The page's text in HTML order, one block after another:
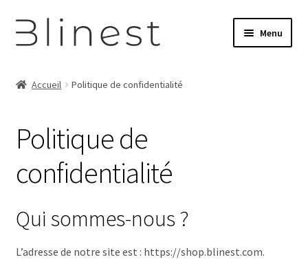
Aller
à
navigation
Aller
au
Menu
Panier
Retourner sur Blinest
Accueil Politique de confidentialité
Politique de
confidentialité
Qui sommes-nous ?
L’adresse de notre site est : https://shop.blinest.com.